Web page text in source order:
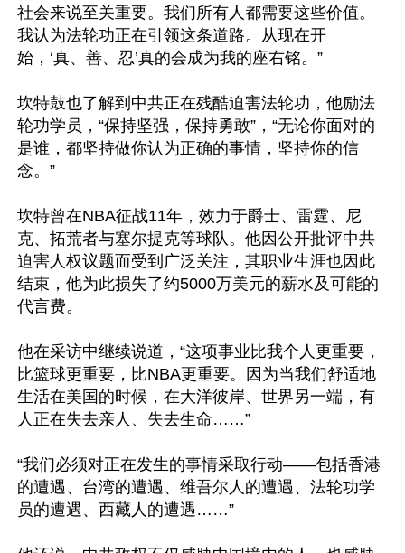
社会来说至关重要。我们所有人都需要这些价值。
我认为法轮功正在引领这条道路。从现在开
始，‘真、善、忍’真的会成为我的座右铭。”
坎特鼓也了解到中共正在残酷迫害法轮功，他励法
轮功学员，“保持坚强，保持勇敢”，“无论你面对的
是谁，都坚持做你认为正确的事情，坚持你的信
念。”
坎特曾在NBA征战11年，效力于爵士、雷霆、尼
克、拓荒者与塞尔提克等球队。他因公开批评中共
迫害人权议题而受到广泛关注，其职业生涯也因此
结束，他为此损失了约5000万美元的薪水及可能的
代言费。
他在采访中继续说道，“这项事业比我个人更重要，
比篮球更重要，比NBA更重要。因为当我们舒适地
生活在美国的时候，在大洋彼岸、世界另一端，有
人正在失去亲人、失去生命……”
“我们必须对正在发生的事情采取行动——包括香港
的遭遇、台湾的遭遇、维吾尔人的遭遇、法轮功学
员的遭遇、西藏人的遭遇……”